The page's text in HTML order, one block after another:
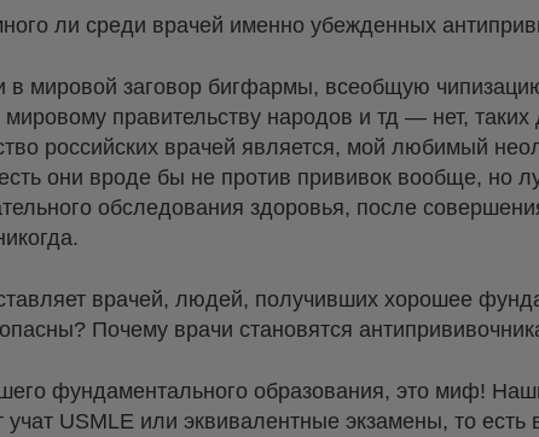
ли среди врачей именно убежденных
в мировой заговор бигфармы, всеобщую
правительству народов и тд — нет,
российских врачей является, мой любимый
они вроде бы не против прививок вообще, но
обследования здоровья, после
врачей, людей, получивших хорошее
Почему врачи становятся
фундаментального образования, это миф!
учат USMLE или эквивалентные экзамены, то